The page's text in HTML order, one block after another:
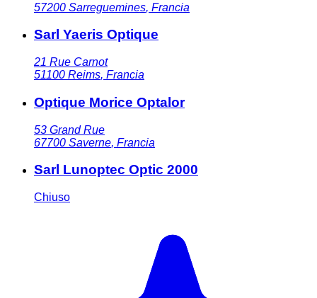
57200 Sarreguemines, Francia
Sarl Yaeris Optique
21 Rue Carnot
51100 Reims, Francia
Optique Morice Optalor
53 Grand Rue
67700 Saverne, Francia
Sarl Lunoptec Optic 2000
Chiuso